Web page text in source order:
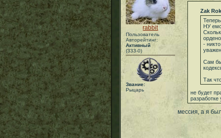
rabbit
Пользователь
Авторейтинг:
Активный
(333-0)
Звание:
Рыцарь
Zak
НУ
-
Сам
Так
не будет
разработке
мессия, а я